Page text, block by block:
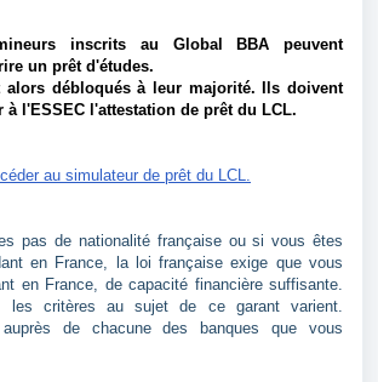
inscrits au Global BBA peuvent
un prêt d'études.
alors débloqués à leur majorité. Ils doivent
à l'ESSEC l'attestation de prêt du LCL.
au simulateur de prêt du LCL.
pas de nationalité française ou si vous êtes
en France, la loi française exige que vous
en France, de capacité financière suffisante.
les critères au sujet de ce garant varient.
auprès de chacune des banques que vous